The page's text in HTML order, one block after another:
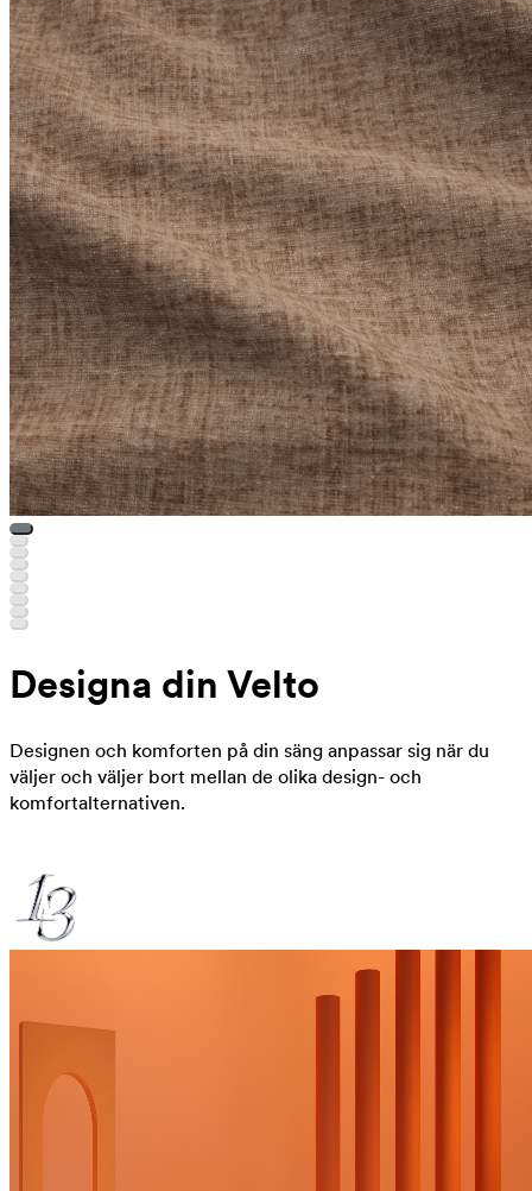
Designa din Velto
Designen och komforten på din säng anpassar sig när du
väljer och väljer bort mellan de olika design- och
komfortalternativen.